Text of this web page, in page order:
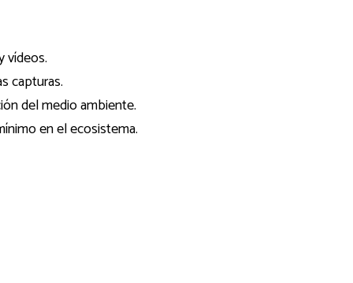
vídeos.
capturas.
del medio ambiente.
en el ecosistema.